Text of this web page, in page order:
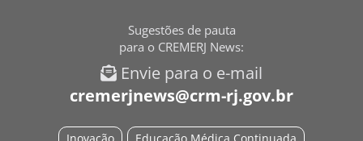
Sugestões de pauta
para o CREMERJ News:
Envie para o e-mail
cremerjnews@crm-rj.gov.br